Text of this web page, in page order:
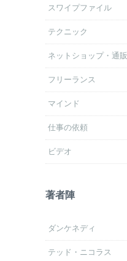
スワイプファイル
テクニック
ネットショップ・通販
フリーランス
マインド
仕事の依頼
ビデオ
著者陣
ダンケネディ
テッド・ニコラス